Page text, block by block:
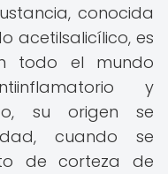
conocida
acetilsalicílico, es
todo el mundo
y
su origen se
cuando se
de corteza de